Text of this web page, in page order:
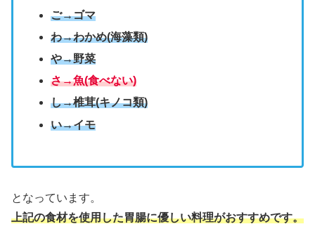
ご→ゴマ
わ→わかめ(海藻類)
や→野菜
さ→魚(食べない)
し→椎茸(キノコ類)
い→イモ
となっています。
上記の食材を使用した胃腸に優しい料理がおすすめです。